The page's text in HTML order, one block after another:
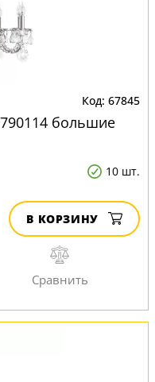
67845
большие
10 шт.
В КОРЗИНУ